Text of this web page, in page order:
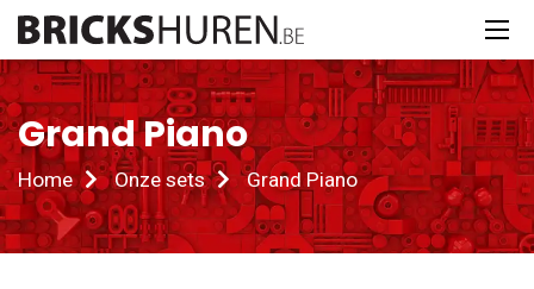
Grand Piano
Home Onze sets Grand Piano